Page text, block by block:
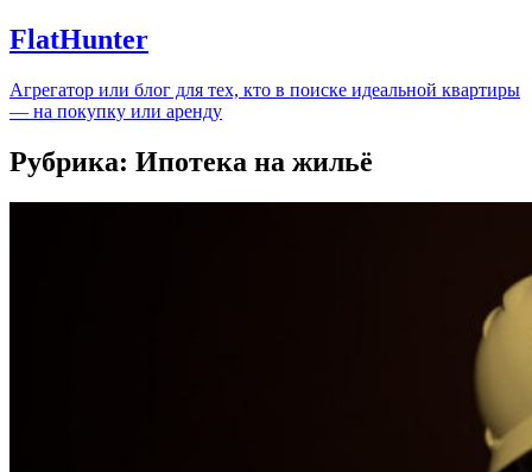
FlatHunter
Агрегатор или блог для тех, кто в поиске идеальной квартиры
— на покупку или аренду
Рубрика: Ипотека на жильё